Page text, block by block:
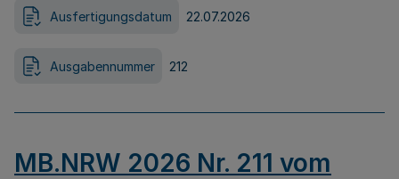
Ausfertigungsdatum 22.07.2026
Ausgabennummer 212
MB.NRW 2026 Nr. 211 vom